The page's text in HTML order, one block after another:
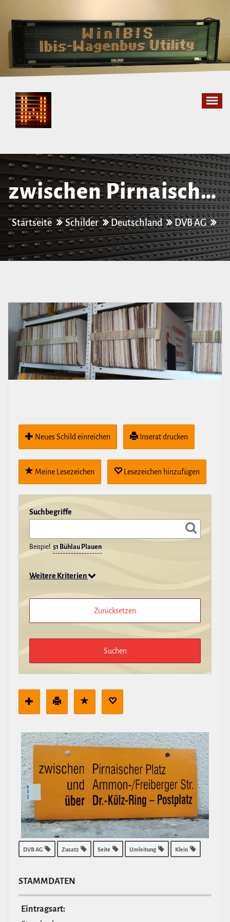
springen
zwischen Pirnaischer
Platz und Ammon-​/​
Freiberger Str. über
Dr.-Külz-Ring –
Startseite Schilder Deutschland DVB AG
Neues Schild ein­rei­chen Inserat drucken
Meine Lese­zei­chen Lese­zei­chen hin­zu­fügen
Such­be­griffe
Beispiel: 51 Bühlau Plauen
Weitere Kriterien
DVB AG Zusatz Seite Umleitung Klein
STAMM­DATEN
Ein­tragsart: